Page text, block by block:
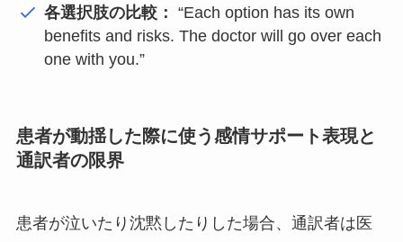
各選択肢の比較： “Each option has its own
benefits and risks. The doctor will go over each
one with you.”
患者が動揺した際に使う感情サポート表現と
通訳者の限界
患者が泣いたり沈黙したりした場合、通訳者は医